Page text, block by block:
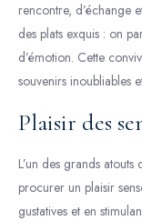
rencontre, d’échange
des plats exquis : on
d’émotion. Cette
souvenirs inoubliables
Plaisir des
L’un des grands
procurer un plaisir
gustatives et en